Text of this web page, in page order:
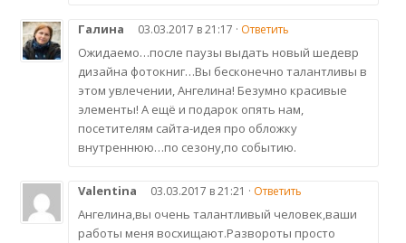
Галина 03.03.2017 в 21:17 · Ответить
Ожидаемо…после паузы выдать новый шедевр
дизайна фотокниг…Вы бесконечно талантливы в
этом увлечении, Ангелина! Безумно красивые
элементы! А ещё и подарок опять нам,
посетителям сайта-идея про обложку
внутреннюю…по сезону,по событию.
Valentina 03.03.2017 в 21:21 · Ответить
Ангелина,вы очень талантливый человек,ваши
работы меня восхищают.Развороты просто